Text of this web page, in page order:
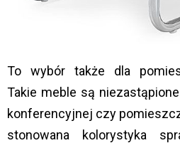
To wybór także dla
Takie meble są
konferencyjnej czy
stonowana kolorystyka